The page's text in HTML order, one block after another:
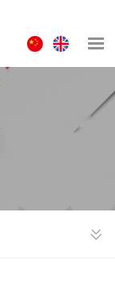
中
文
ENGLISH